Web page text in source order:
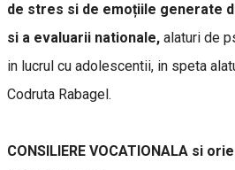
de stres si de emoțiile generate
si a evaluarii nationale, alaturi de
in lucrul cu adolescentii, in speta
Codruta Rabagel.
CONSILIERE VOCATIONALA si